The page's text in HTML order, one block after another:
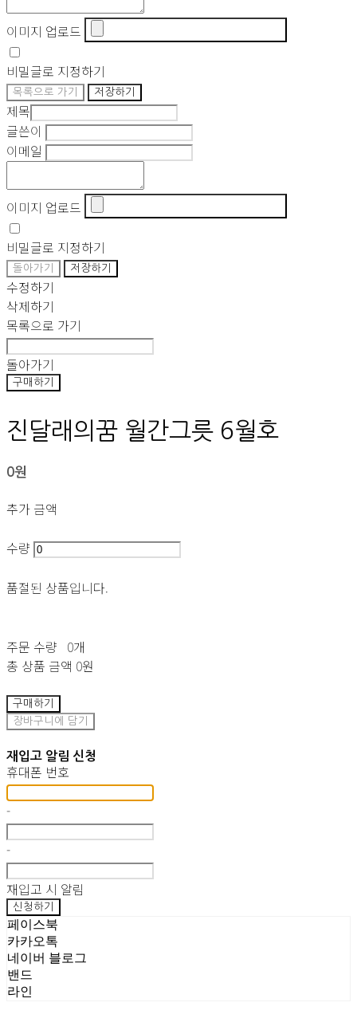
이미지 업로드
비밀글로 지정하기
목록으로 가기 저장하기
제목
글쓴이
이메일
이미지 업로드
비밀글로 지정하기
돌아가기 저장하기
수정하기
삭제하기
목록으로 가기
돌아가기
구매하기
진달래의꿈 월간그릇 6월호
0원
추가 금액
수량
품절된 상품입니다.
주문 수량 0개
총 상품 금액 0원
구매하기
장바구니에 담기
재입고 알림 신청
휴대폰 번호
-
-
재입고 시 알림
신청하기
페이스북
카카오톡
네이버 블로그
밴드
라인